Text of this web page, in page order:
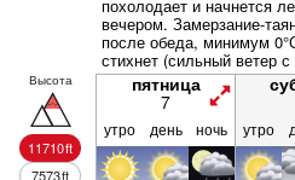
похолодает и начнется
вечером. Замерзание-
после обеда, минимум
стихнет (сильный ветер
пятницу вечером, слабый
вечеру воскресенья).
Высота
11710ft
7573ft
пятница
7
утро день ночь утро